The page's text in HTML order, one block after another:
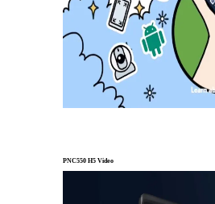
PNC550 H5 Video